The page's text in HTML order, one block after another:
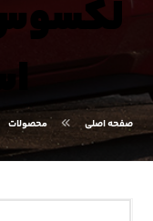
صفحه اصلی محصولات